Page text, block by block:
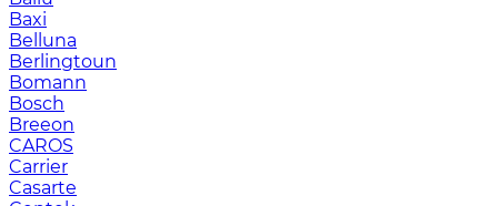
Baxi
Belluna
Berlingtoun
Bomann
Bosch
Breeon
CAROS
Carrier
Casarte